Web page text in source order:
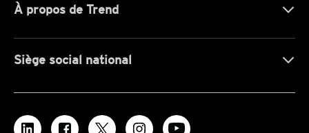
À propos de Trend
Siège social national